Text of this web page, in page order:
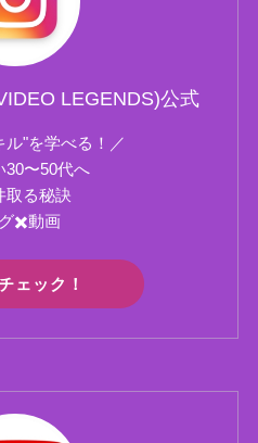
LEGENDS)公式
ル"を学べる！／
30〜50代へ
取る秘訣
✖️動画
ェック！